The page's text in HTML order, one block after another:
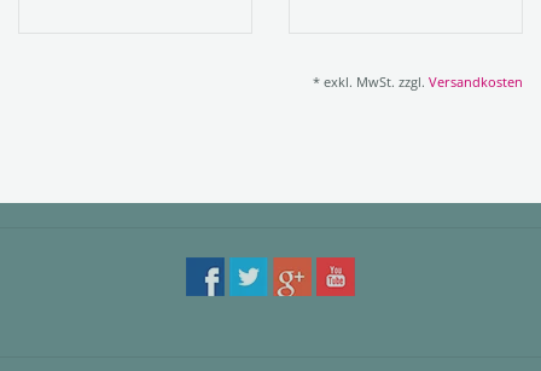
* exkl. MwSt. zzgl. Versandkosten